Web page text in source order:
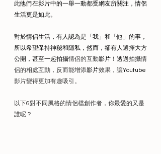
此他們在影片中的一舉一動都受網友所關注，情侶
生活更是如此。
對於情侶生活，有人認為是「我」和「他」的事，
所以希望保持神秘和隱私，然而，卻有人選擇大方
公開，甚至一起拍攝情侶的互動影片！透過拍攝情
侶的相處互動，反而能增添影片效果，讓Youtube
影片變得更加有趣吸引。
以下6對不同風格的情侶檔創作者，你最愛的又是
誰呢？